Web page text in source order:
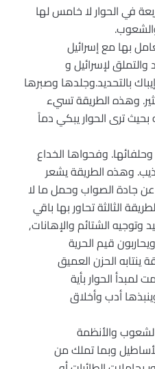
في الحوار لا خامس لها
بها مع إسرائيل
لإسرائيل و
بالتحديد.وجلدها وصبرها
وهذه الطريقة تسيء
ترى الحوار يبكي دماً
وحلفائها. وفحواها الخداع
وهذه الطريقة يشعر
جادة الصواب وحمل ما لا
الثالثة تحاور بها باقي
وتوجيه الشتائم والإهانات,
قيم الحرية
ينتابه الحزن العميق
لمبدأ الحوار بأية
أدب وأخلاق
والأنظمة
وبما تملك من